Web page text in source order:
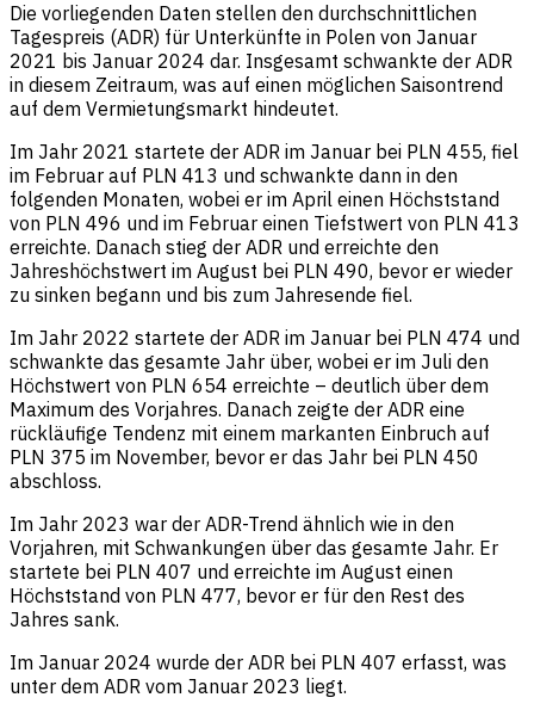
Die vorliegenden Daten stellen den durchschnittlichen
Tagespreis (ADR) für Unterkünfte in Polen von Januar
2021 bis Januar 2024 dar. Insgesamt schwankte der ADR
in diesem Zeitraum, was auf einen möglichen Saisontrend
auf dem Vermietungsmarkt hindeutet.
Im Jahr 2021 startete der ADR im Januar bei PLN 455, fiel
im Februar auf PLN 413 und schwankte dann in den
folgenden Monaten, wobei er im April einen Höchststand
von PLN 496 und im Februar einen Tiefstwert von PLN 413
erreichte. Danach stieg der ADR und erreichte den
Jahreshöchstwert im August bei PLN 490, bevor er wieder
zu sinken begann und bis zum Jahresende fiel.
Im Jahr 2022 startete der ADR im Januar bei PLN 474 und
schwankte das gesamte Jahr über, wobei er im Juli den
Höchstwert von PLN 654 erreichte – deutlich über dem
Maximum des Vorjahres. Danach zeigte der ADR eine
rückläufige Tendenz mit einem markanten Einbruch auf
PLN 375 im November, bevor er das Jahr bei PLN 450
abschloss.
Im Jahr 2023 war der ADR-Trend ähnlich wie in den
Vorjahren, mit Schwankungen über das gesamte Jahr. Er
startete bei PLN 407 und erreichte im August einen
Höchststand von PLN 477, bevor er für den Rest des
Jahres sank.
Im Januar 2024 wurde der ADR bei PLN 407 erfasst, was
unter dem ADR vom Januar 2023 liegt.